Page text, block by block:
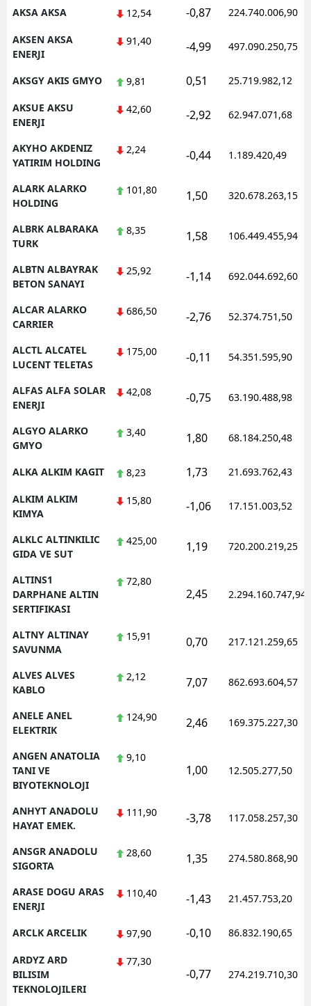
AKSA AKSA 12,54 -0,87 224.740.006,90
AKSEN AKSA
ENERJI
91,40 -4,99 497.090.250,75
AKSGY AKIS GMYO 9,81 0,51 25.719.982,12
AKSUE AKSU
ENERJI
42,60 -2,92 62.947.071,68
AKYHO AKDENIZ
YATIRIM HOLDING
2,24 -0,44 1.189.420,49
ALARK ALARKO
HOLDING
101,80 1,50 320.678.263,15
ALBRK ALBARAKA
TURK
8,35 1,58 106.449.455,94
ALBTN ALBAYRAK
BETON SANAYI
25,92 -1,14 692.044.692,60
ALCAR ALARKO
CARRIER
686,50 -2,76 52.374.751,50
ALCTL ALCATEL
LUCENT TELETAS
175,00 -0,11 54.351.595,90
ALFAS ALFA SOLAR
ENERJI
42,08 -0,75 63.190.488,98
ALGYO ALARKO
GMYO
3,40 1,80 68.184.250,48
ALKA ALKIM KAGIT 8,23 1,73 21.693.762,43
ALKIM ALKIM
KIMYA
15,80 -1,06 17.151.003,52
ALKLC ALTINKILIC
GIDA VE SUT
425,00 1,19 720.200.219,25
ALTINS1
DARPHANE ALTIN
SERTIFIKASI
72,80
2,45 2.294.160.747,94
ALTNY ALTINAY
SAVUNMA
15,91 0,70 217.121.259,65
ALVES ALVES
KABLO
2,12 7,07 862.693.604,57
ANELE ANEL
ELEKTRIK
124,90 2,46 169.375.227,30
ANGEN ANATOLIA
TANI VE
BIYOTEKNOLOJI
9,10
1,00 12.505.277,50
ANHYT ANADOLU
HAYAT EMEK.
111,90 -3,78 117.058.257,30
ANSGR ANADOLU
SIGORTA
28,60 1,35 274.580.868,90
ARASE DOGU ARAS
ENERJI
110,40 -1,43 21.457.753,20
ARCLK ARCELIK 97,90 -0,10 86.832.190,65
ARDYZ ARD
BILISIM
TEKNOLOJILERI
77,30
-0,77 274.219.710,30